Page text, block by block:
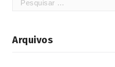
Arquivos